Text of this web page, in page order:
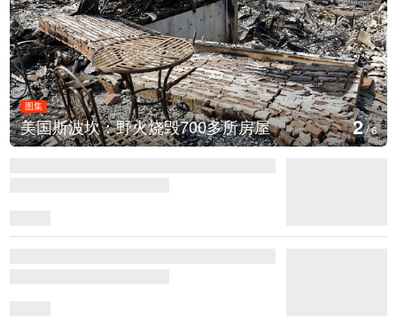
图集
美国斯波坎：野火烧毁700多所房屋 2/6